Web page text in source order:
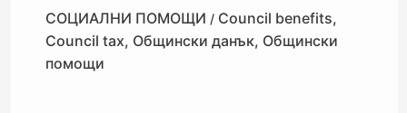
СОЦИАЛНИ ПОМОЩИ / Council benefits,
Council tax, Общински данък, Общински
помощи